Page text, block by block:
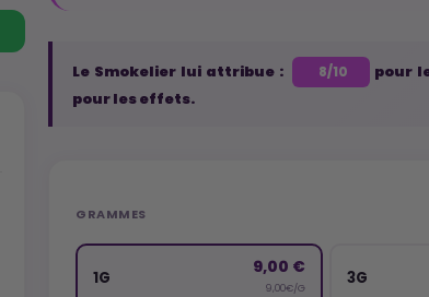
Le Smokelier lui attribue : 8/10 pour
pour les effets.
GRAMMES
1G 9,00 €
9,00€/G 3G